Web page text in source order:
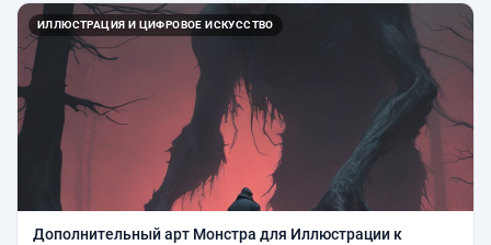
ИЛЛЮСТРАЦИЯ И ЦИФРОВОЕ ИСКУССТВО
Дополнительный арт Монстра для Иллюстрации к